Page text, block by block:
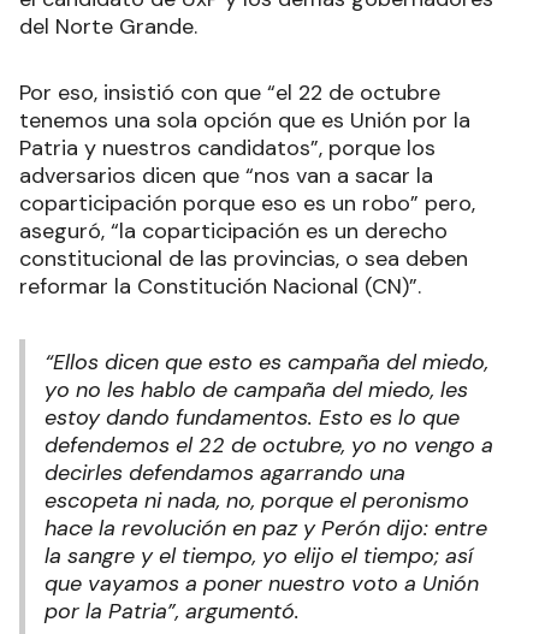
del Norte Grande.
Por eso, insistió con que “el 22 de octubre
tenemos una sola opción que es Unión por la
Patria y nuestros candidatos”, porque los
adversarios dicen que “nos van a sacar la
coparticipación porque eso es un robo” pero,
aseguró, “la coparticipación es un derecho
constitucional de las provincias, o sea deben
reformar la Constitución Nacional (CN)”.
“Ellos dicen que esto es campaña del miedo,
yo no les hablo de campaña del miedo, les
estoy dando fundamentos. Esto es lo que
defendemos el 22 de octubre, yo no vengo a
decirles defendamos agarrando una
escopeta ni nada, no, porque el peronismo
hace la revolución en paz y Perón dijo: entre
la sangre y el tiempo, yo elijo el tiempo; así
que vayamos a poner nuestro voto a Unión
por la Patria”, argumentó.